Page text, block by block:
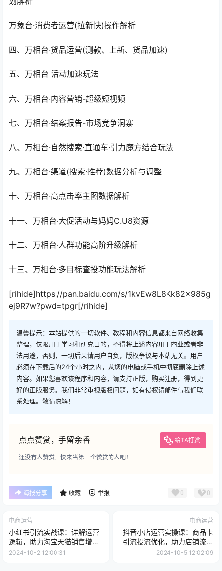
万象台·消费者运营(拉新快)操作解析
四、万相台·货品运营(测款、上新、货品加速)
五、万相台 活动加速玩法
六、万相台·内容营销-超级短视频
七、万相台·结案报告-市场竞争洞寨
八、万相台·自然搜索·直通车·引力魔方结合玩法
九、万相台·渠道(搜索·推荐)数据分析与调整
十、万相台·高点击率主图数据解析
十一、万相台·大促活动与妈妈C.U8资源
十二、万相台·人群功能高阶升级解析
十三、万相台·多目标查投功能玩法解析
[rihide]https://pan.baidu.com/s/1kvEw8L8Kk82x985g
ej9R7w?pwd=tpgr[/rihide]
温馨提示：本站提供的一切软件、教程和内容信息都来自网络收集
整理，仅限用于学习和研究目的；不得将上述内容用于商业或者非
法用途，否则，一切后果请用户自负，版权争议与本站无关。用户
必须在下载后的24个小时之内，从您的电脑或手机中彻底删除上述
内容。如果您喜欢该程序和内容，请支持正版，购买注册，得到更
好的正版服务。我们非常重视版权问题，如有侵权请邮件与我们联
系处理。敬请谅解！
点点赞赏，手留余香 给TA打赏
还没有人赞赏，快来当第一个赞赏的人吧！
海报分享 收藏 举报 0 0
电商运营
小红书引流实战课：详解运营
逻辑，助力淘宝天猫销售增
量，爆品打造月入10w
2024-10-2 12:00:31
电商运营
抖音小店运营实操课：商品卡
引流投流优化，助力店铺流量
暴增
2024-10-5 12:02:09